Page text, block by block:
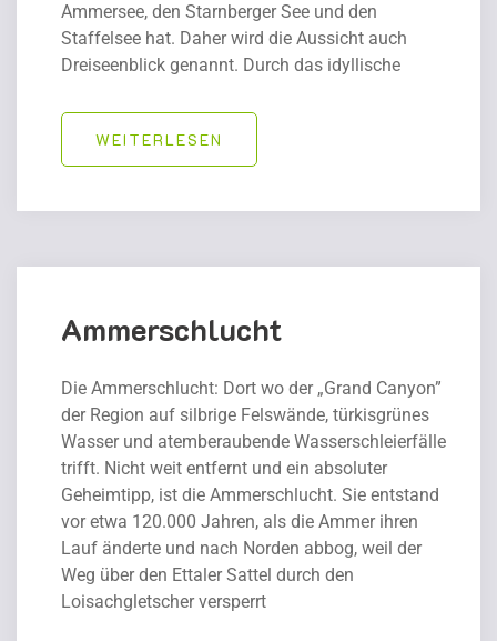
Ammersee, den Starnberger See und den
Staffelsee hat. Daher wird die Aussicht auch
Dreiseenblick genannt. Durch das idyllische
WEITERLESEN
Ammerschlucht
Die Ammerschlucht: Dort wo der „Grand Canyon”
der Region auf silbrige Felswände, türkisgrünes
Wasser und atemberaubende Wasserschleierfälle
trifft. Nicht weit entfernt und ein absoluter
Geheimtipp, ist die Ammerschlucht. Sie entstand
vor etwa 120.000 Jahren, als die Ammer ihren
Lauf änderte und nach Norden abbog, weil der
Weg über den Ettaler Sattel durch den
Loisachgletscher versperrt